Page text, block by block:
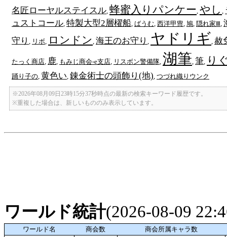
名匠ローヤルステイスル 蜂蜜入りパンケー やし
ュストコール 特製大型2層櫂船 ばうむ 西洋甲冑 鳩 隠れ家Ⅲ
守り
リボ ロンドン 海王のお守り ヤドリギ 赦
たっく商店 鹿 もみじ商会-e支店 リスボン警備隊 湖筆 筆 り
踊り子の 黄色い 錬金術士の頭飾り(地) つづれ織りウンク
※2026年08月09日23時15分37秒時点の最新の検索キーワード履歴です。
※重複した場合は、新しいもののみ表示しています。
ワールド統計(2026-08-09
ワールド名 商会数
商会所属キャラ数